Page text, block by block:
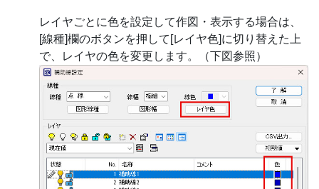
レイヤごとに色を設定して作図・表示する場合は、
[線種]欄のボタンを押して[レイヤ色]に切り替えた上
で、レイヤの色を変更します。（下図参照）